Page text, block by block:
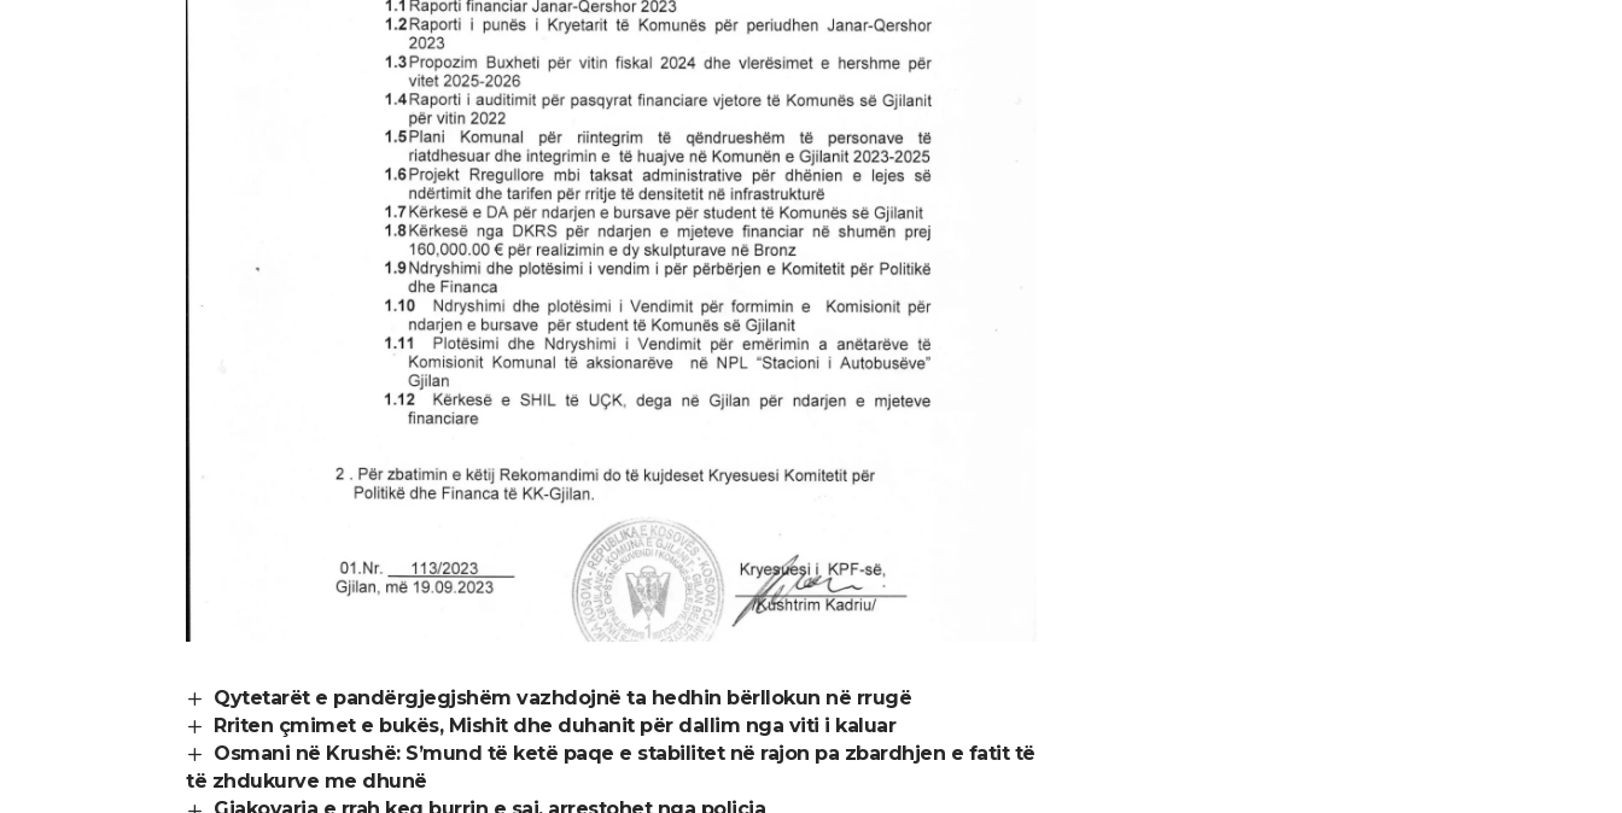
Qytetarët e pandërgjegjshëm vazhdojnë ta hedhin bërllokun në rrugë
Rriten çmimet e bukës, Mishit dhe duhanit për dallim nga viti i kaluar
Osmani në Krushë: S’mund të ketë paqe e stabilitet në rajon pa zbardhjen e fatit të
të zhdukurve me dhunë